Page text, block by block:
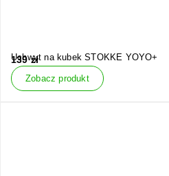
Uchwyt na kubek STOKKE YOYO+
139zł
Zobacz produkt